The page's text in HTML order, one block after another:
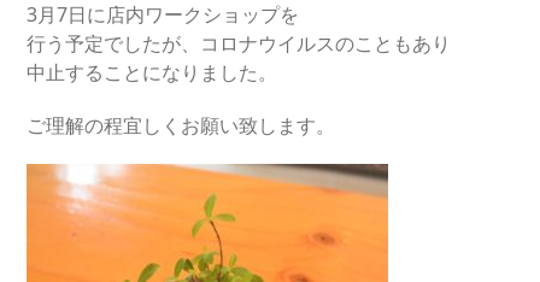
3月7日に店内ワークショップを
行う予定でしたが、コロナウイルスのこともあり
中止することになりました。
ご理解の程宜しくお願い致します。